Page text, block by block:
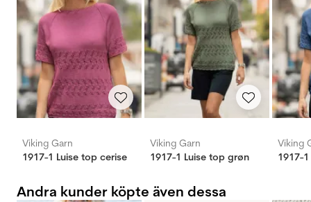
Viking Garn
1917-1 Luise top cerise
Viking Garn
1917-1 Luise top grøn
Viking
Andra kunder köpte även dessa